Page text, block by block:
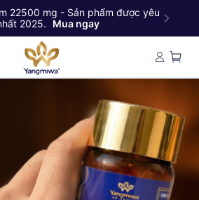
22500 mg - Sản phẩm được yêu
2025.
Mua ngay